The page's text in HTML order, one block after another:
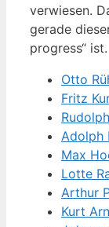
ver­wie­sen.
gera­de
pro­gress“ ist.
Otto
Fritz
Adolph
Max
Lot­te
Arthur
Kurt